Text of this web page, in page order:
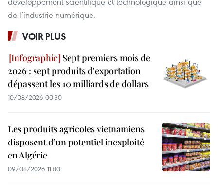
de l’industrie numérique.
VOIR PLUS
Sept premiers mois de
2026 : sept produits d'exportation
dépassent les 10 milliards de dollars
10/08/2026 00:30
Les produits agricoles vietnamiens
disposent d’un potentiel inexploité
en Algérie
09/08/2026 11:00